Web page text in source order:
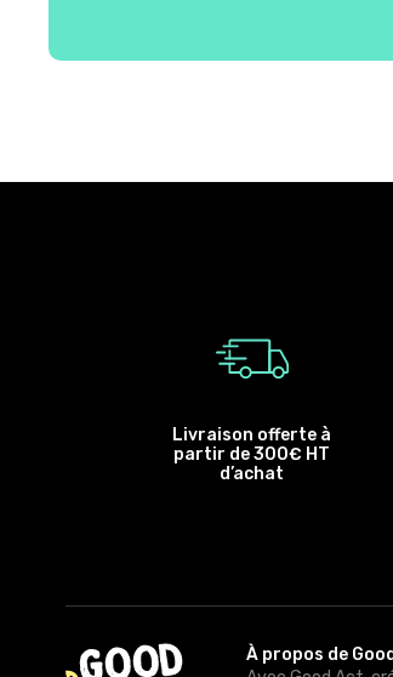
Livraison offerte à
partir de 300€ HT
d’achat
À propos de